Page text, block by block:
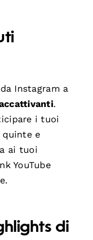
Instagram a
.
i tuoi
quinte e
ai tuoi
YouTube
di